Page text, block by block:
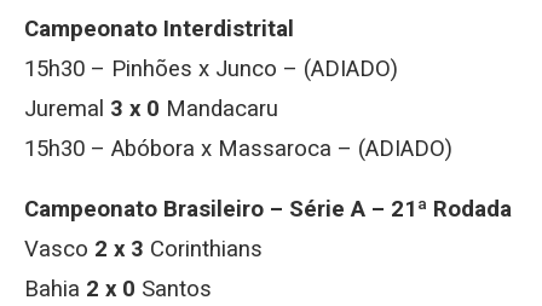
Campeonato Interdistrital
15h30 – Pinhões x Junco – (ADIADO)
Juremal 3 x 0 Mandacaru
15h30 – Abóbora x Massaroca – (ADIADO)
Campeonato Brasileiro – Série A – 21ª Rodada
Vasco 2 x 3 Corinthians
Bahia 2 x 0 Santos